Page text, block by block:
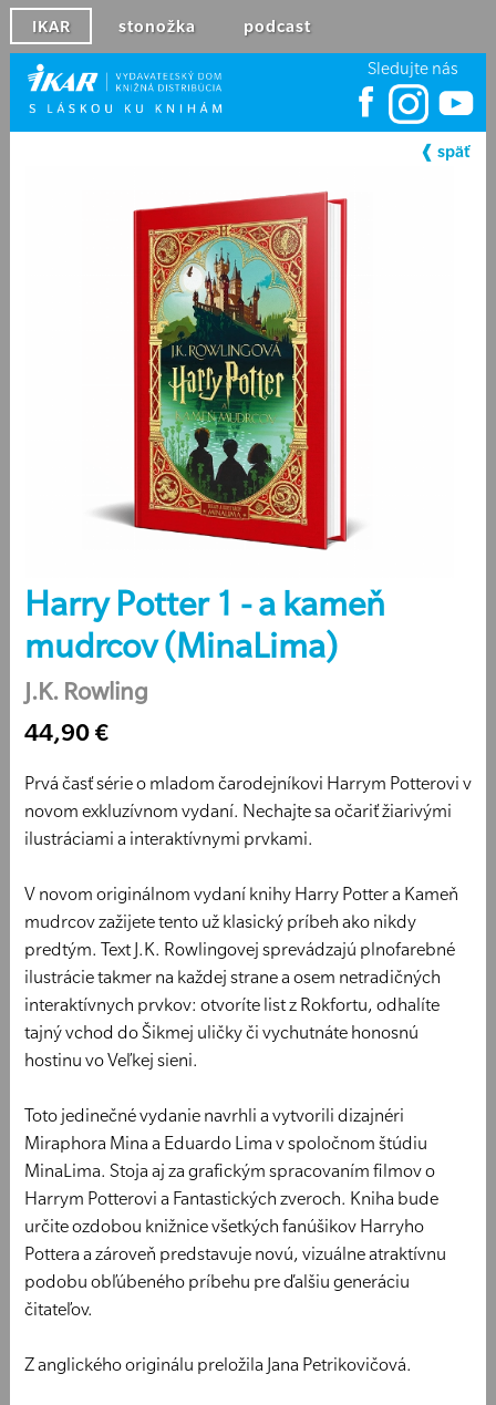
IKAR stonožka podcast
Sledujte nás
Harry Potter 1 - a kameň
mudrcov (MinaLima)
J.K. Rowling
44,90 €
Prvá časť série o mladom čarodejníkovi Harrym Potterovi v
novom exkluzívnom vydaní. Nechajte sa očariť žiarivými
ilustráciami a interaktívnymi prvkami.
V novom originálnom vydaní knihy Harry Potter a Kameň
mudrcov zažijete tento už klasický príbeh ako nikdy
predtým. Text J.K. Rowlingovej sprevádzajú plnofarebné
ilustrácie takmer na každej strane a osem netradičných
interaktívnych prvkov: otvoríte list z Rokfortu, odhalíte
tajný vchod do Šikmej uličky či vychutnáte honosnú
hostinu vo Veľkej sieni.
Toto jedinečné vydanie navrhli a vytvorili dizajnéri
Miraphora Mina a Eduardo Lima v spoločnom štúdiu
MinaLima. Stoja aj za grafickým spracovaním filmov o
Harrym Potterovi a Fantastických zveroch. Kniha bude
určite ozdobou knižnice všetkých fanúšikov Harryho
Pottera a zároveň predstavuje novú, vizuálne atraktívnu
podobu obľúbeného príbehu pre ďalšiu generáciu
čitateľov.
Z anglického originálu preložila Jana Petrikovičová.
❰ späť